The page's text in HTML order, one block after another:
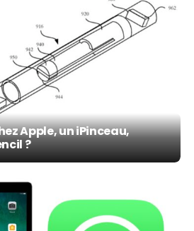
Apple, un iPinceau,
?